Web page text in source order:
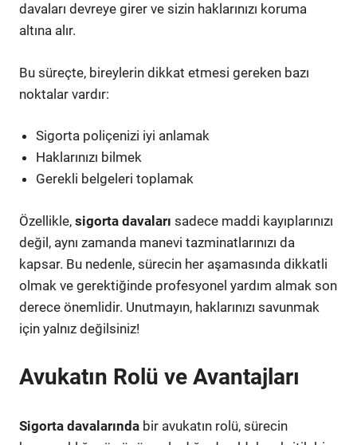
davaları devreye girer ve sizin haklarınızı koruma
altına alır.
Bu süreçte, bireylerin dikkat etmesi gereken bazı
noktalar vardır:
Sigorta poliçenizi iyi anlamak
Haklarınızı bilmek
Gerekli belgeleri toplamak
Özellikle, sigorta davaları sadece maddi kayıplarınızı
değil, aynı zamanda manevi tazminatlarınızı da
kapsar. Bu nedenle, sürecin her aşamasında dikkatli
olmak ve gerektiğinde profesyonel yardım almak son
derece önemlidir. Unutmayın, haklarınızı savunmak
için yalnız değilsiniz!
Avukatın Rolü ve Avantajları
Sigorta davalarında bir avukatın rolü, sürecin